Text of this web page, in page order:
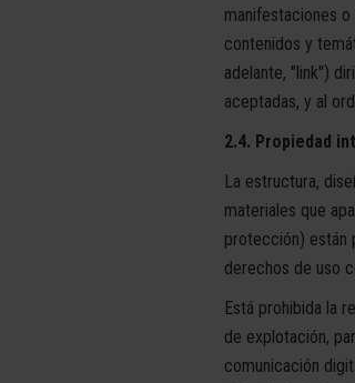
manifestaciones
contenidos y
adelante, "link")
aceptadas, y al
2.4. Propiedad
La estructura,
materiales que
protección) están
derechos de uso
Está prohibida la
de explotación,
comunicación